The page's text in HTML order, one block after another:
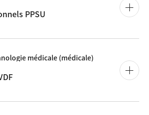
PPSU
médicale (médicale)